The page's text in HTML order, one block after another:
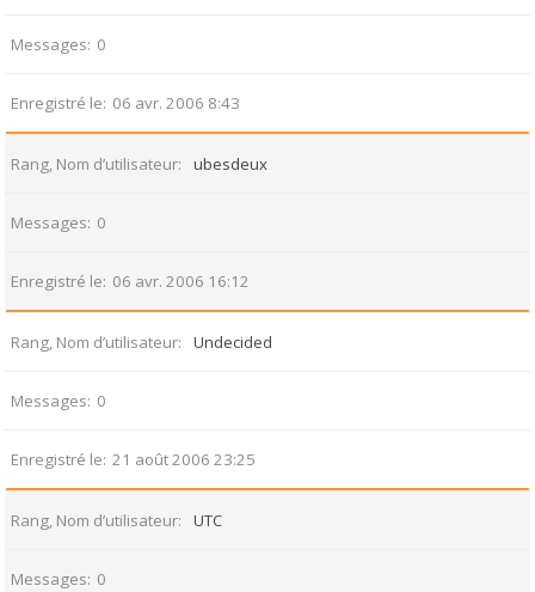
Messages 0
Enregistré le 06 avr. 2006 8:43
Rang, Nom d’utilisateur ubesdeux
Messages 0
Enregistré le 06 avr. 2006 16:12
Rang, Nom d’utilisateur Undecided
Messages 0
Enregistré le 21 août 2006 23:25
Rang, Nom d’utilisateur UTC
Messages 0